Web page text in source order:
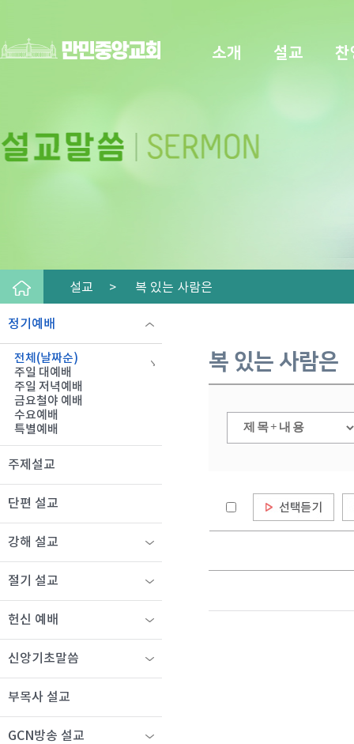
소개 설교 찬
설교 > 복 있는 사람은
복 있는 사람은
정기예배
전체(날짜순)
주일 대예배
주일 저녁예배
금요철야 예배
수요예배
특별예배
주제설교
단편 설교
강해 설교
절기 설교
헌신 예배
신앙기초말씀
부목사 설교
GCN방송 설교